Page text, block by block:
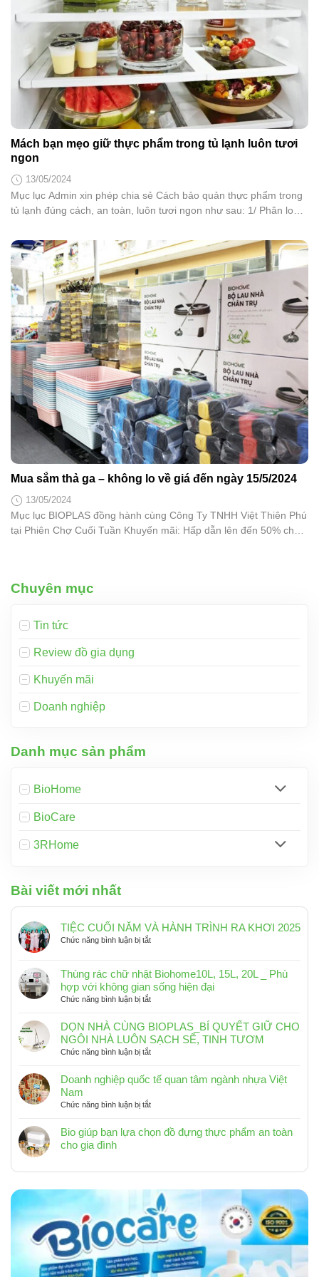
Mách bạn mẹo giữ thực phẩm trong tủ lạnh luôn tươi
ngon
13/05/2024
Mục lục Admin xin phép chia sẻ Cách bảo quản thực phẩm trong
tủ lạnh đúng cách, an toàn, luôn tươi ngon như sau: 1/ Phân loại
phẩm tươi sống (thịt, cá, hải sản) Đầu tiên, sau khi mua thực
phẩm...
Mua sắm thả ga – không lo về giá đến ngày 15/5/2024
13/05/2024
Mục lục BIOPLAS đồng hành cùng Công Ty TNHH Việt Thiên Phú
tại Phiên Chợ Cuối Tuần Khuyến mãi: Hấp dẫn lên đến 50% cho
Chuyên mục
Tin tức
Review đồ gia dụng
Khuyến mãi
Doanh nghiệp
Danh mục sản phẩm
BioHome
BioCare
3RHome
Bài viết mới nhất
TIỆC CUỐI NĂM VÀ HÀNH TRÌNH RA KHƠI 2025
Chức năng bình luận bị tắtở
NĂM
VÀ
HÀNH
RA
KHƠI
Thùng rác chữ nhật Biohome10L, 15L, 20L _ Phù
hợp với không gian sống hiện đại
Chức năng bình luận bị tắtở
rác
chữ
nhật
20L
Phù
với
đại
DỌN NHÀ CÙNG BIOPLAS_BÍ QUYẾT GIỮ CHO
NGÔI NHÀ LUÔN SẠCH SẼ, TINH TƯƠM
Chức năng bình luận bị tắtở
NHÀ
CÙNG
CHO
LUÔN
SẼ,
TINH
TƯƠM
Doanh nghiệp quốc tế quan tâm ngành nhựa Việt
Nam
Chức năng bình luận bị tắtở
nghiệp
quốc
ngành
nhựa
Việt
Nam
Bio giúp bạn lựa chọn đồ đựng thực phẩm an toàn
cho gia đình
có
ở
Bio
giúp
bạn
lựa
chọn